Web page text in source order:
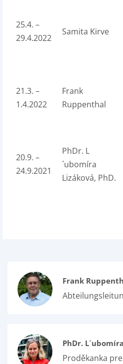
25.4. –
29.4.2022
Samita Kirve
21.3. –
1.4.2022
Frank
Ruppenthal
20.9. –
24.9.2021
PhDr. L
´ubomíra
Lizáková, PhD.
Frank
PhDr.
Proděkanka